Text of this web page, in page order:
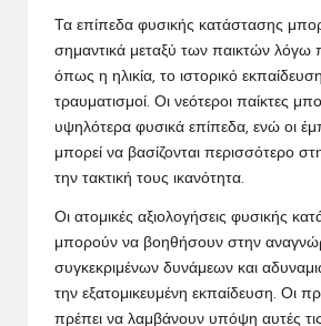
Τα επίπεδα φυσικής κατάστασης
σημαντικά μεταξύ των παικτών λόγω
όπως η ηλικία, το ιστορικό
τραυματισμοί. Οι νεότεροι παίκτες
υψηλότερα φυσικά επίπεδα, ενώ οι
μπορεί να βασίζονται περισσότερο
την τακτική τους ικανότητα.
Οι ατομικές αξιολογήσεις φυσικής
μπορούν να βοηθήσουν στην
συγκεκριμένων δυνάμεων και
την εξατομικευμένη εκπαίδευση. Οι
πρέπει να λαμβάνουν υπόψη αυτές